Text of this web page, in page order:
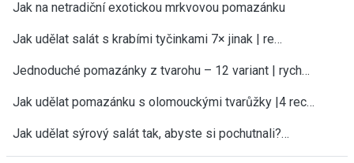
Jak na netradiční exotickou mrkvovou pomazánku
Jak udělat salát s krabími tyčinkami 7× jinak | re…
Jednoduché pomazánky z tvarohu – 12 variant | rych…
Jak udělat pomazánku s olomouckými tvarůžky |4 rec…
Jak udělat sýrový salát tak, abyste si pochutnali?…